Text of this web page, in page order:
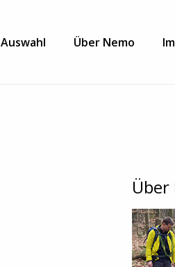
Auswahl Über Nemo
Über